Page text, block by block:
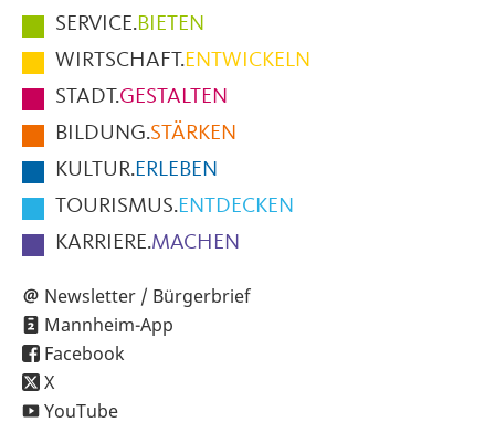
Hauptmenüpunkte
im
Fußbereich
der
Seite
SERVICE.BIETEN
WIRTSCHAFT.ENTWICKELN
STADT.GESTALTEN
BILDUNG.STÄRKEN
KULTUR.ERLEBEN
TOURISMUS.ENTDECKEN
KARRIERE.MACHEN
Newsletter / Bürgerbrief
Mannheim-App
Facebook
X
YouTube